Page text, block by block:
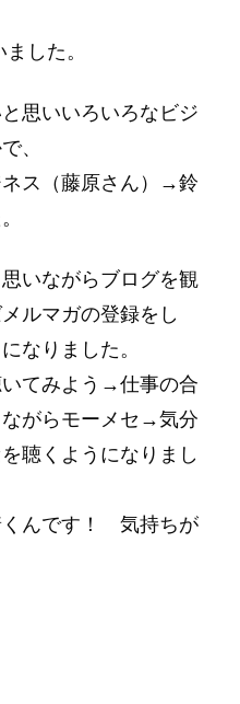
した。
思いいろいろなビジ
、
ス（藤原さん）→鈴
いながらブログを観
ルマガの登録をし
なりました。
てみよう→仕事の合
がらモーメセ→気分
聴くようになりまし
くんです！ 気持ちが